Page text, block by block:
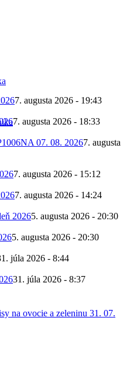
7. augusta 2026 - 19:43
7. augusta 2026 - 18:33
07. 08. 20267. augusta
7. augusta 2026 - 15:12
7. augusta 2026 - 14:24
20265. augusta 2026 - 20:30
5. augusta 2026 - 20:30
júla 2026 - 8:44
31. júla 2026 - 8:37
na ovocie a zeleninu 31. 07.